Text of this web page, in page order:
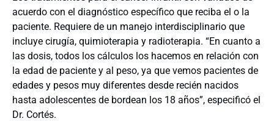
acuerdo con el diagnóstico específico que reciba el o la
paciente. Requiere de un manejo interdisciplinario que
incluye cirugía, quimioterapia y radioterapia. “En cuanto a
las dosis, todos los cálculos los hacemos en relación con
la edad de paciente y al peso, ya que vemos pacientes de
edades y pesos muy diferentes desde recién nacidos
hasta adolescentes de bordean los 18 años”, especificó el
Dr. Cortés.